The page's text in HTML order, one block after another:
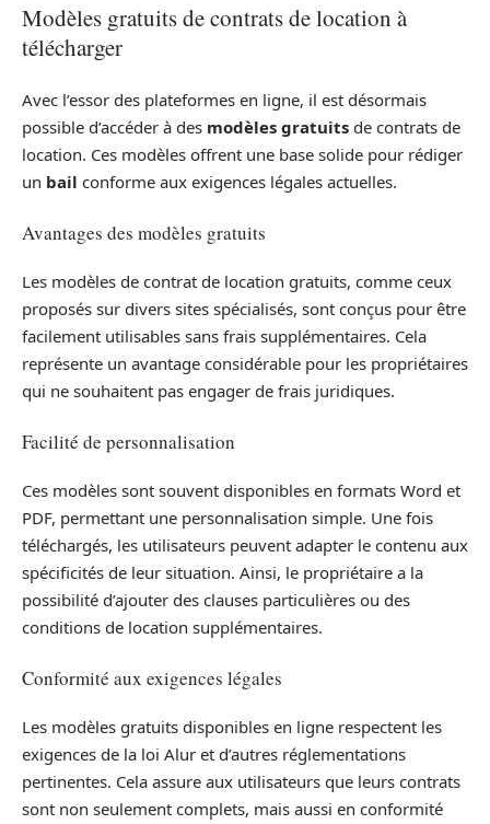
Modèles gratuits de contrats de location à
télécharger
Avec l’essor des plateformes en ligne, il est désormais
possible d’accéder à des modèles gratuits de contrats de
location. Ces modèles offrent une base solide pour rédiger
un bail conforme aux exigences légales actuelles.
Avantages des modèles gratuits
Les modèles de contrat de location gratuits, comme ceux
proposés sur divers sites spécialisés, sont conçus pour être
facilement utilisables sans frais supplémentaires. Cela
représente un avantage considérable pour les propriétaires
qui ne souhaitent pas engager de frais juridiques.
Facilité de personnalisation
Ces modèles sont souvent disponibles en formats Word et
PDF, permettant une personnalisation simple. Une fois
téléchargés, les utilisateurs peuvent adapter le contenu aux
spécificités de leur situation. Ainsi, le propriétaire a la
possibilité d’ajouter des clauses particulières ou des
conditions de location supplémentaires.
Conformité aux exigences légales
Les modèles gratuits disponibles en ligne respectent les
exigences de la loi Alur et d’autres réglementations
pertinentes. Cela assure aux utilisateurs que leurs contrats
sont non seulement complets, mais aussi en conformité